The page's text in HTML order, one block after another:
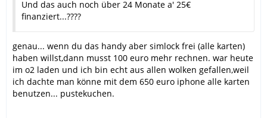
Und das auch noch über 24 Monate a' 25€
finanziert...????
genau... wenn du das handy aber simlock frei (alle karten)
haben willst,dann musst 100 euro mehr rechnen. war heute
im o2 laden und ich bin echt aus allen wolken gefallen,weil
ich dachte man könne mit dem 650 euro iphone alle karten
benutzen... pustekuchen.